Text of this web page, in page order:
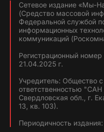
Сетевое издание «Мы-
(Средство массовой
Федеральной службой
информационных
коммуникаций
Регистрационный
21.04.2025 г.
Учредитель: Общество с
ответственностью
Свердловская обл., г.
13, кв. 103).
Периодичность